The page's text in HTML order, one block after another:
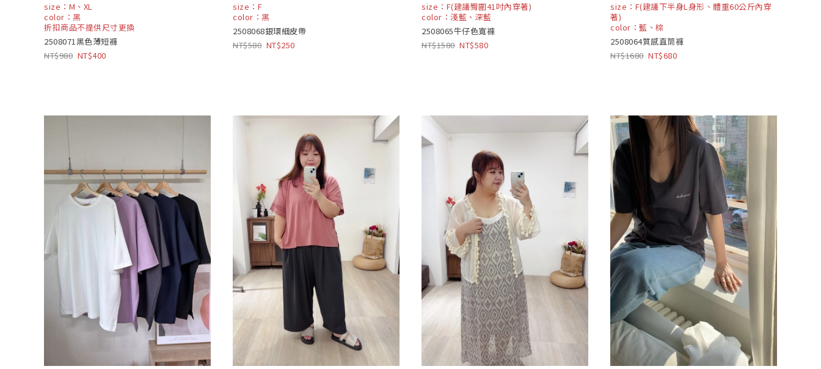
size：M、XL
color：黑
折扣商品不提供尺寸更換
2508071黑色薄短褲
980
400
size：F
color：黑
2508068銀環細皮帶
580
250
size：F(建議臀圍41吋內穿著)
color：淺藍、深藍
2508065牛仔色寬褲
1580
580
size：F(建議下半身L身形、體重60公斤內穿
著)
color：藍、棕
2508064質感直筒褲
1680
680